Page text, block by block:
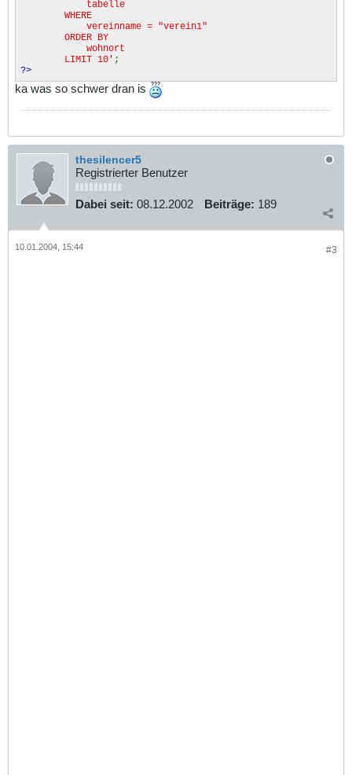
tabelle
WHERE
vereinname = "verein1"
ORDER BY
wohnort
LIMIT 10' ;
?>
ka was so schwer dran is
thesilencer5
Registrierter Benutzer
Dabei seit: 08.12.2002 Beiträge: 189
#3
10.01.2004, 15:44